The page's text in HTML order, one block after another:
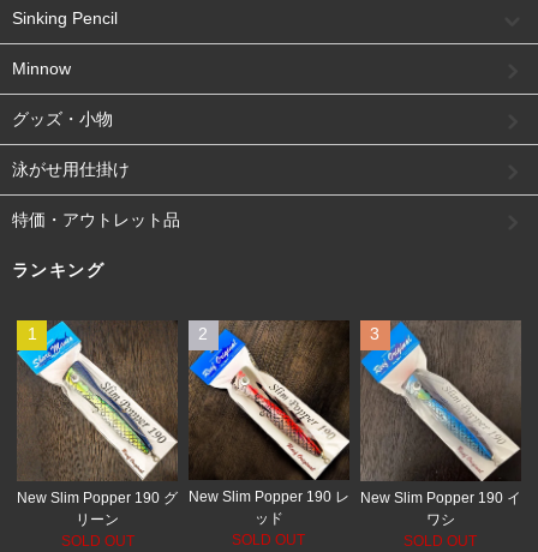
Sinking Pencil
Minnow
グッズ・小物
泳がせ用仕掛け
特価・アウトレット品
ランキング
1
New Slim Popper 190 グ
リーン
SOLD OUT
2
New Slim Popper 190 レ
ッド
SOLD OUT
3
New Slim Popper 190 イ
ワシ
SOLD OUT